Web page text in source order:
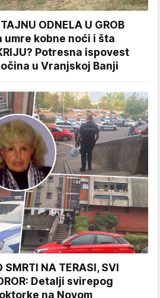
ODNELA U GROB
umre kobne noći i šta
Potresna ispovest
u Vranjskoj Banji
NA TERASI, SVI
Detalji svirepog
na Novom